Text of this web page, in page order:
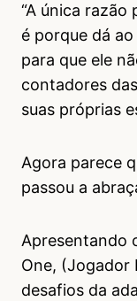
“A única razão
é porque dá
para que ele
contadores
suas próprias
Agora parece
passou a
Apresentando
One, (Jogador
desafios da